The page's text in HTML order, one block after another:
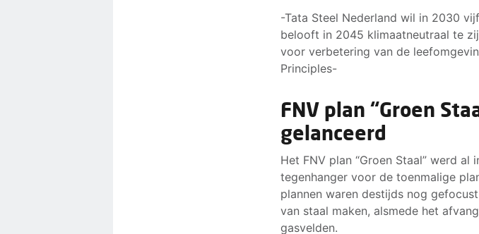
-Tata Steel Nederland wil in 2030
belooft in 2045 klimaatneutraal te
voor verbetering van de
Principles-
FNV plan “Groen
gelanceerd
Het FNV plan “Groen Staal” werd al
tegenhanger voor de toenmalige
plannen waren destijds nog
van staal maken, alsmede het
gasvelden.